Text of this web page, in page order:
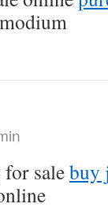
salebuy